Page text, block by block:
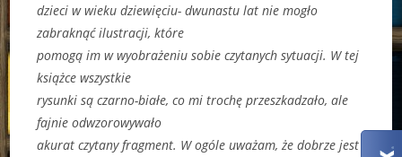
dzieci w wieku dziewięciu- dwunastu lat nie mogło
zabraknąć ilustracji, które
pomogą im w wyobrażeniu sobie czytanych sytuacji. W tej
książce wszystkie
rysunki są czarno-białe, co mi trochę przeszkadzało, ale
fajnie odwzorowywało
akurat czytany fragment. W ogóle uważam, że dobrze jest